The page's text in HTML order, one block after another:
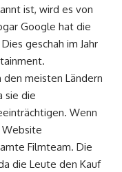
ist, wird es von
Google hat die
geschah im Jahr
meisten Ländern
sie die
Wenn
Website
Filmteam. Die
die Leute den Kauf